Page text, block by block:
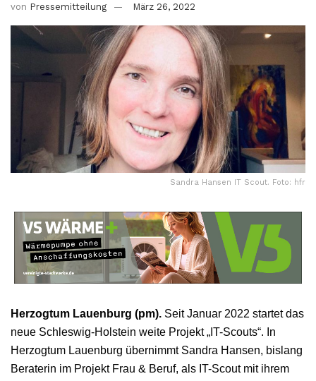
von Pressemitteilung März 26, 2022
Sandra Hansen IT Scout. Foto: hfr
Herzogtum Lauenburg (pm). Seit Januar 2022 startet das
neue Schleswig-Holstein weite Projekt „IT-Scouts“. In
Herzogtum Lauenburg übernimmt Sandra Hansen, bislang
Beraterin im Projekt Frau & Beruf, als IT-Scout mit ihrem